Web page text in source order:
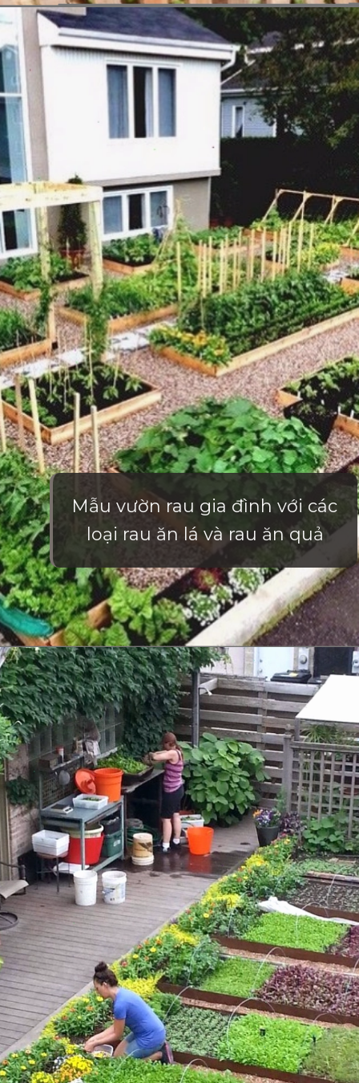
Đang mở https://vietnamxua.edu.vn/mau-vuon-rau-dep-tai-nha
Mẫu vườn rau gia đình với các
loại rau ăn lá và rau ăn quả
Đang mở https://vietnamxua.edu.vn/mau-vuon-rau-dep-tai-nha